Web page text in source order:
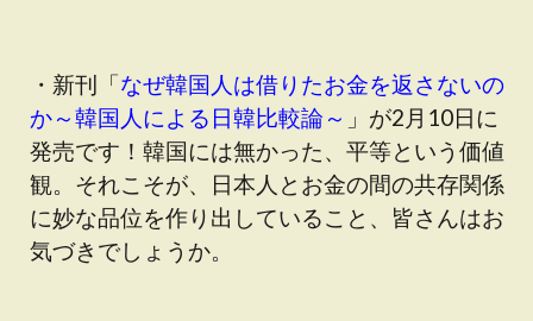
・新刊「なぜ韓国人は借りたお金を返さないの
か～韓国人による日韓比較論～ 」が2月10日に
発売です！韓国には無かった、平等という価値
観。それこそが、日本人とお金の間の共存関係
に妙な品位を作り出していること、皆さんはお
気づきでしょうか。